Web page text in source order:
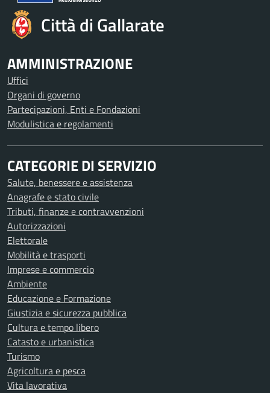
Città di Gallarate
AMMINISTRAZIONE
Uffici
Organi di governo
Partecipazioni, Enti e Fondazioni
Modulistica e regolamenti
CATEGORIE DI SERVIZIO
Salute, benessere e assistenza
Anagrafe e stato civile
Tributi, finanze e contravvenzioni
Autorizzazioni
Elettorale
Mobilità e trasporti
Imprese e commercio
Ambiente
Educazione e Formazione
Giustizia e sicurezza pubblica
Cultura e tempo libero
Catasto e urbanistica
Turismo
Agricoltura e pesca
Vita lavorativa